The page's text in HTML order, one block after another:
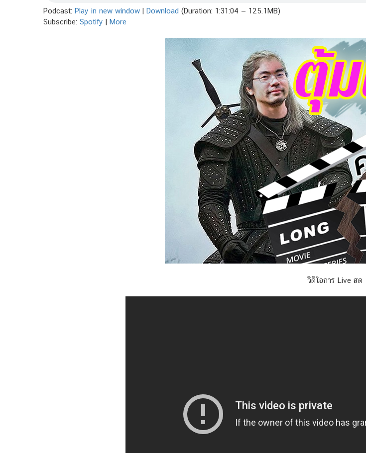
Podcast: Play in new window | Download (Duration: 1:31:04 — 125.1MB)
Subscribe: Spotify | More
วิดิโอการ Live สด